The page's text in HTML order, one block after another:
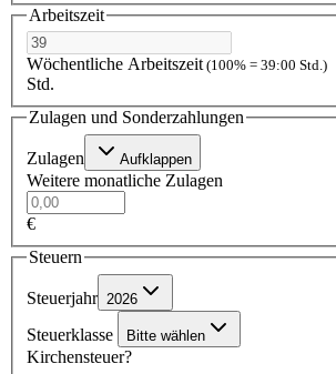
Arbeitszeit
Wöchentliche Arbeitszeit(100% = 39:00 Std.)
Std.
Zulagen und Sonderzahlungen
Zulagen Aufklappen
Weitere monatliche Zulagen
€
Steuern
Steuerjahr 2026
Steuerklasse Bitte wählen
Kirchensteuer?